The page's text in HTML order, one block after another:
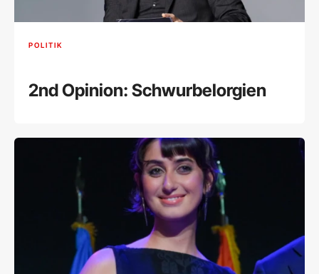
POLITIK
2nd Opinion: Schwurbelorgien